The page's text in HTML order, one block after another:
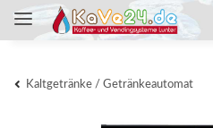
Kaltgetränke / Getränkeautomat